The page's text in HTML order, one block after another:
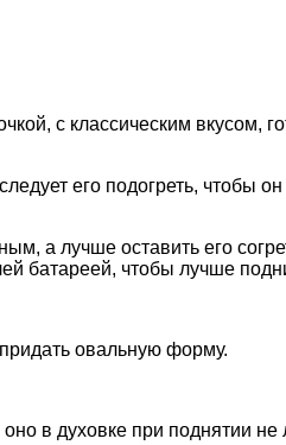
с классическим вкусом,
его подогреть, чтобы
а лучше оставить его
батареей, чтобы лучше
овальную форму.
в духовке при поднятии не